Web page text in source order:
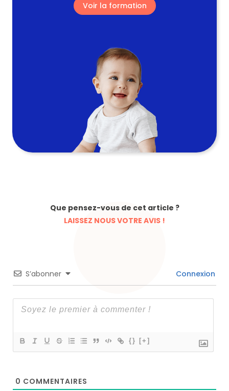
Voir la formation
Que pensez-vous de cet article ?
LAISSEZ NOUS VOTRE AVIS !
S’abonner Connexion
{} [+]
0 COMMENTAIRES